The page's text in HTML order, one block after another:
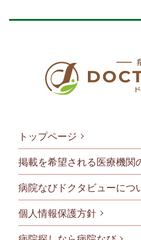
トップページ
掲載を希望される医療機関
病院なびドクタビューにつ
個人情報保護方針